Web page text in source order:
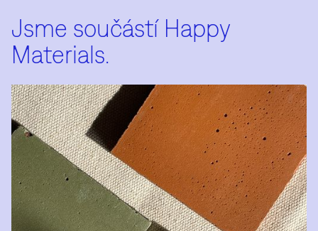
Jsme součástí Happy
Materials.